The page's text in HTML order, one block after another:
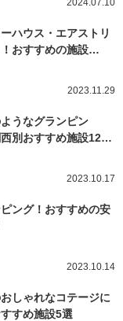
ハウス・エアストリ
おすすめの施設…
2023.11.29
うなグランピン
別おすすめ施設12…
2023.10.17
ング！おすすめの安
2023.10.14
しゃれなコテージに
すめ施設5選